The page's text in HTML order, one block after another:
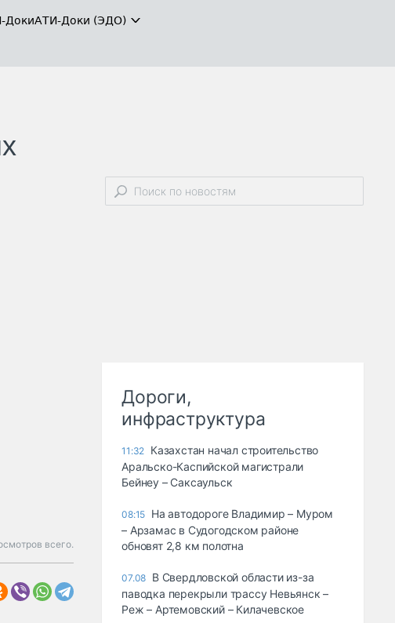
ДокиАТИ-Доки (ЭДО)
всего.
Дороги,
инфраструктура
11:32 Казахстан начал строительство
Аральско-Каспийской магистрали
Бейнеу – Саксаульск
08:15 На автодороге Владимир – Муром
– Арзамас в Судогодском районе
обновят 2,8 км полотна
07.08 В Свердловской области из-за
паводка перекрыли трассу Невьянск –
Реж – Артемовский – Килачевское